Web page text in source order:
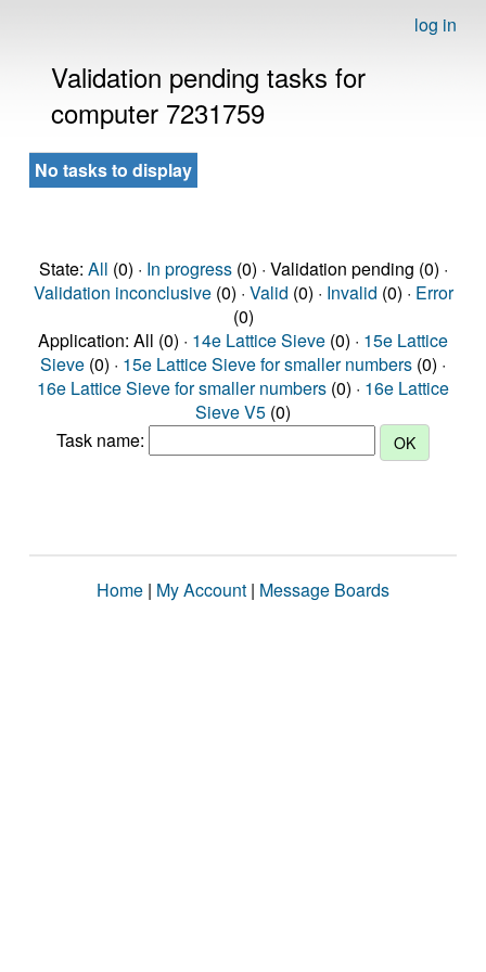
log in
Validation pending tasks for
computer 7231759
No tasks to display
State: All (0) · In progress(0) · Validation pending (0) ·
Validation inconclusive(0) · Valid (0) · Invalid (0) · Error
(0)
Application: All (0) · 14e Lattice Sieve (0) · 15e Lattice
Sieve (0) · 15e Lattice Sieve for smaller numbers (0) ·
16e Lattice Sieve for smaller numbers (0) · 16e Lattice
Sieve V5 (0)
Task name:
Home | My Account | Message Boards